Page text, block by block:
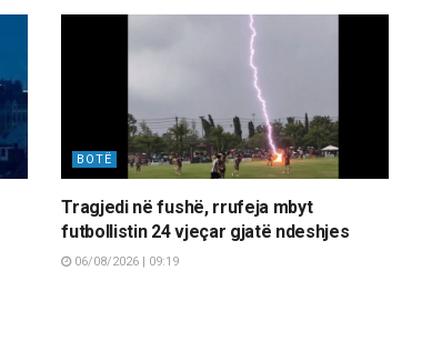
BOTË
Tragjedi në fushë, rrufeja mbyt
futbollistin 24 vjeçar gjatë ndeshjes
06/08/2026 | 09:19